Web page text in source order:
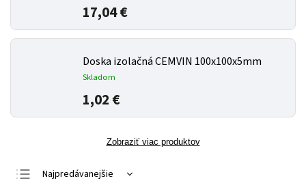
17,04 €
Doska izolačná CEMVIN 100x100x5mm
Skladom
1,02 €
Zobraziť viac produktov
Najpredávanejšie